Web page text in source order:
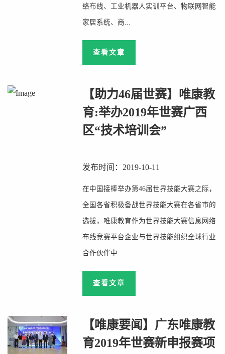
络布线、工业机器人实训平台、物联网智能
家居系统、商...
查看文章
【助力46届世赛】唯康教
育:举办2019年世赛广西
区“技术培训会”
发布时间：2019-10-11
在中国接棒举办第46届世界技能大赛之际，
全国各省积极备战世界技能大赛在各省市的
选拔，唯康教育作为世界技能大赛信息网络
布线竞赛平台企业与世界技能组织全球行业
合作伙伴中...
查看文章
【唯康要闻】广东唯康教
育2019年世赛新申报赛项